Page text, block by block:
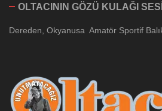
OLTACININ GÖZÜ KULAĞI
Dereden, Okyanusa Amatör Sportif